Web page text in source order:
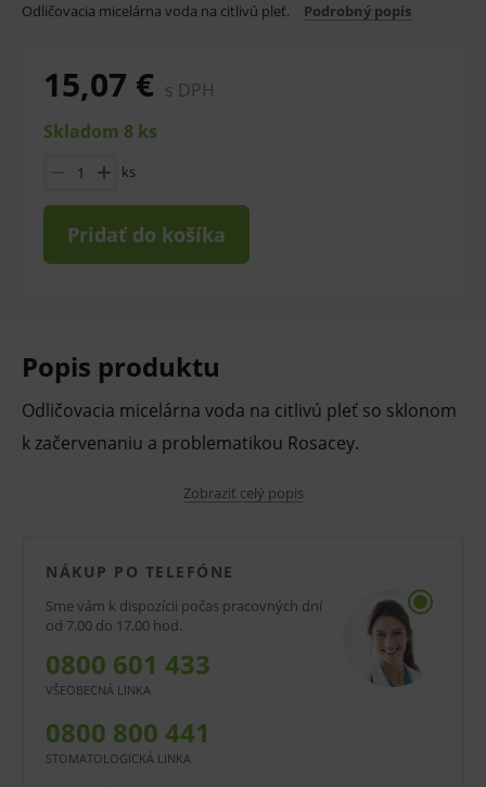
Odličovacia micelárna voda na citlivú pleť. Podrobný popis
15,07 € s DPH
Skladom 8 ks
ks
Pridať do košíka
Popis produktu
Odličovacia micelárna voda na citlivú pleť so sklonom
k začervenaniu a problematikou Rosacey.
• Sensibio H2O AR dôkladne odstraňuje aj vodeodolný
make-up.
• Patentovaný komplex Rosactiv® pôsobí priamo na
faktor zodpovedný za dilatáciu a oslabenie kožných
• Sensibio H2O AR s dlouhotrvajícím účinkom pomáha
v boji proti vzniku a zhoršeniu rozptýlených
Zobraziť celý popis
NÁKUP PO TELEFÓNE
Sme vám k dispozícii počas pracovných dní
od 7.00 do 17.00 hod.
0800 601 433
VŠEOBECNÁ LINKA
0800 800 441
STOMATOLOGICKÁ LINKA